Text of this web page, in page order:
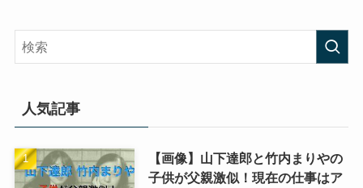
人気記事
【画像】山下達郎と竹内まりやの
子供が父親激似！現在の仕事はア